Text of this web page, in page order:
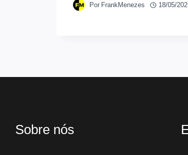
Por FrankMenezes 18/05/
Sobre nós